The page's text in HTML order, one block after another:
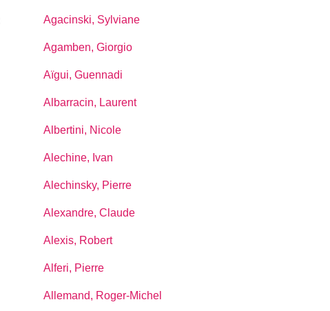
Agacinski, Sylviane
Agamben, Giorgio
Aïgui, Guennadi
Albarracin, Laurent
Albertini, Nicole
Alechine, Ivan
Alechinsky, Pierre
Alexandre, Claude
Alexis, Robert
Alferi, Pierre
Allemand, Roger-Michel